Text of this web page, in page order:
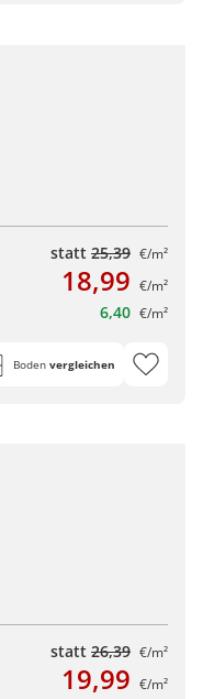
statt 25,39 €/m²
18,99 €/m²
6,40 €/m²
Boden vergleichen
statt 26,39 €/m²
19,99 €/m²